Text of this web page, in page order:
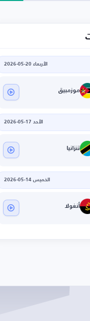
الأربعاء 20-05-2026
موزمبيق
الأحد 17-05-2026
تنزانيا
الخميس 14-05-2026
أنغولا